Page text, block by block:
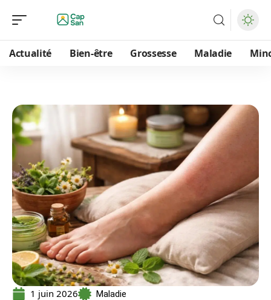
Actualité Bien-être Grossesse Maladie
1 juin 2026 Maladie